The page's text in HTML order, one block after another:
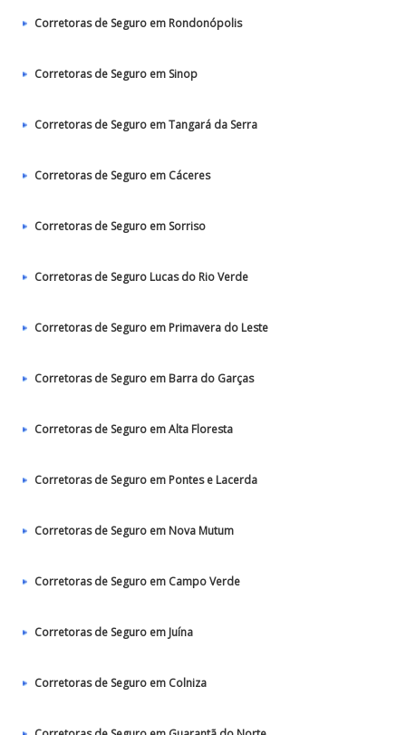
Corretoras de Seguro em Rondonópolis
Corretoras de Seguro em Sinop
Corretoras de Seguro em Tangará da Serra
Corretoras de Seguro em Cáceres
Corretoras de Seguro em Sorriso
Corretoras de Seguro Lucas do Rio Verde
Corretoras de Seguro em Primavera do Leste
Corretoras de Seguro em Barra do Garças
Corretoras de Seguro em Alta Floresta
Corretoras de Seguro em Pontes e Lacerda
Corretoras de Seguro em Nova Mutum
Corretoras de Seguro em Campo Verde
Corretoras de Seguro em Juína
Corretoras de Seguro em Colniza